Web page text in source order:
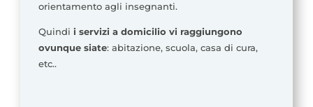
orientamento agli insegnanti.
Quindi i servizi a domicilio vi raggiungono
ovunque siate: abitazione, scuola, casa di cura,
etc..